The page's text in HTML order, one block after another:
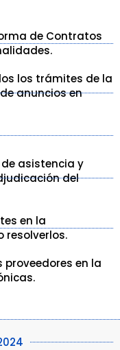
de Contratos
los trámites de la
anuncios en
asistencia y
del
en la
resolverlos.
proveedores en la